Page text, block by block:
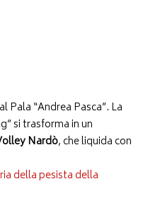
Pala “Andrea Pasca”. La
si trasforma in un
Nardò, che liquida con
della pesista della